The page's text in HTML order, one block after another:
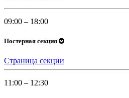
09:00 – 18:00
Постерная секция
Страница секции
11:00 – 12:30